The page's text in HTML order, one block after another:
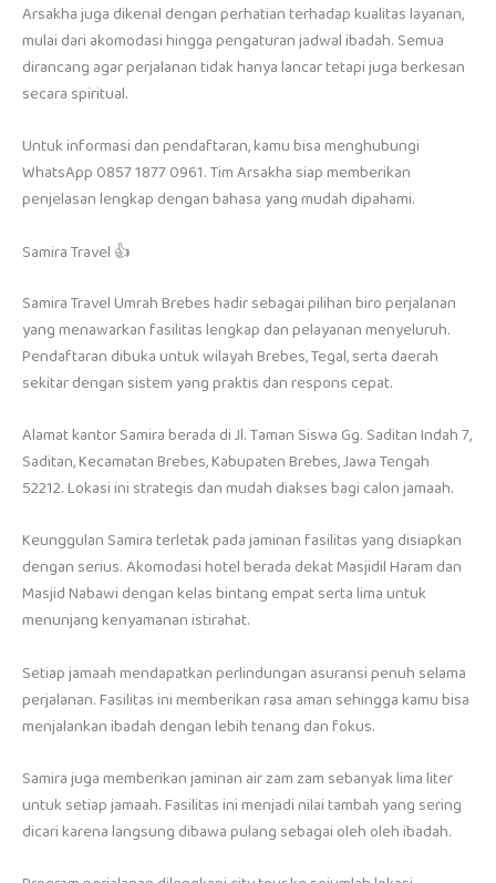
Arsakha juga dikenal dengan perhatian terhadap kualitas layanan,
mulai dari akomodasi hingga pengaturan jadwal ibadah. Semua
dirancang agar perjalanan tidak hanya lancar tetapi juga berkesan
secara spiritual.
Untuk informasi dan pendaftaran, kamu bisa menghubungi
WhatsApp 0857 1877 0961. Tim Arsakha siap memberikan
penjelasan lengkap dengan bahasa yang mudah dipahami.
Samira Travel 👍
Samira Travel Umrah Brebes hadir sebagai pilihan biro perjalanan
yang menawarkan fasilitas lengkap dan pelayanan menyeluruh.
Pendaftaran dibuka untuk wilayah Brebes, Tegal, serta daerah
sekitar dengan sistem yang praktis dan respons cepat.
Alamat kantor Samira berada di Jl. Taman Siswa Gg. Saditan Indah 7,
Saditan, Kecamatan Brebes, Kabupaten Brebes, Jawa Tengah
52212. Lokasi ini strategis dan mudah diakses bagi calon jamaah.
Keunggulan Samira terletak pada jaminan fasilitas yang disiapkan
dengan serius. Akomodasi hotel berada dekat Masjidil Haram dan
Masjid Nabawi dengan kelas bintang empat serta lima untuk
menunjang kenyamanan istirahat.
Setiap jamaah mendapatkan perlindungan asuransi penuh selama
perjalanan. Fasilitas ini memberikan rasa aman sehingga kamu bisa
menjalankan ibadah dengan lebih tenang dan fokus.
Samira juga memberikan jaminan air zam zam sebanyak lima liter
untuk setiap jamaah. Fasilitas ini menjadi nilai tambah yang sering
dicari karena langsung dibawa pulang sebagai oleh oleh ibadah.